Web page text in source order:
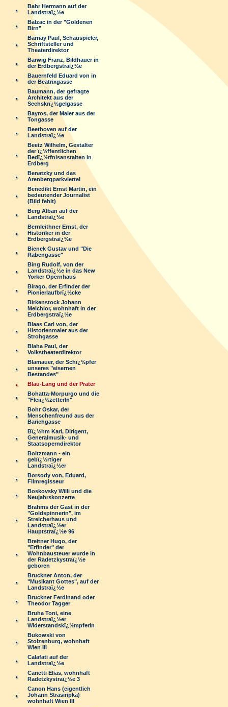
Bahr Hermann auf der
Landstraï¿½e
Balzac in der "Goldenen
Birn"
Barnay Paul, Schauspieler,
Schriftsteller und
Theaterdirektor
Barwig Franz, Bildhauer in
der Erdbergstraï¿½e
Bauernfeld Eduard von in
der Beatrixgasse
Baumann, der gefragte
Architekt aus der
Sechskrï¿½gelgasse
Bayros, der Maler aus der
Tongasse
Beethoven auf der
Landstraï¿½e
Beetz Wilhelm, Gestalter
der ï¿½ffentlichen
Bedï¿½rfnisanstalten in
Erdberg
Benatzky und das
Arenbergparkviertel
Benedikt Ernst Martin, ein
bedeutender Journalist
(Bild fehlt)
Berg Alban auf der
Landstraï¿½e
Bernleithner Ernst, der
Historiker in der
Erdbergstraï¿½e
Bienek Gustav und "Die
Rabengasse"
Bing Rudolf, von der
Landstraï¿½e in das New
Yorker Opernhaus
Birago, der Erfinder der
Pionierlaufbrï¿½cke
Birkenstock Johann
Melchior, wohnhaft in der
Erdbergstraï¿½e
Blaas Carl von, der
Historienmaler aus der
Strohgasse
Blaha Paul, der
Volkstheaterdirektor
Blamauer, der Schï¿½pfer
unseres "eisernen
Bestandes"
Blau-Lang und der Prater
Bohatta-Morpurgo und die
"Fleiï¿½zetterln"
Bohr Oskar, der
Menschenfreund aus der
Barichgasse
Bï¿½hm Karl, Dirigent,
Generalmusik- und
Staatsoperndirektor
Boltzmann - ein
gebï¿½rtiger
Landstraï¿½er
Borsody von, Eduard,
Filmregisseur
Boskovsky Willi und die
Neujahrskonzerte
Brahms der Gast in der
"Goldspinnerin", im
Streicherhaus und
Landstraï¿½er
Hauptstraï¿½e 96
Breitner Hugo, der
"Erfinder" der
Wohnbausteuer wurde in
der Radetzkystraï¿½e
geboren
Bruckner Anton, der
"Musikant Gottes", auf der
Landstraï¿½e
Bruckner Ferdinand oder
Theodor Tagger
Bruha Toni, eine
Landstraï¿½er
Widerstandskï¿½mpferin
Bukowski von
Stolzenburg, wohnhaft
Wien III
Calafati auf der
Landstraï¿½e
Canetti Elias, wohnhaft
Radetzkystraï¿½e 3
Canon Hans (eigentlich
Johann Strasiripka)
wohnhaft Wien III